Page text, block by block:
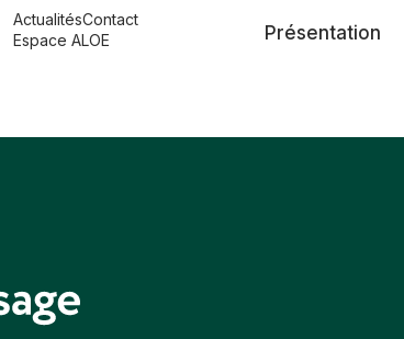
ActualitésContact
Espace ALOE
Présentation